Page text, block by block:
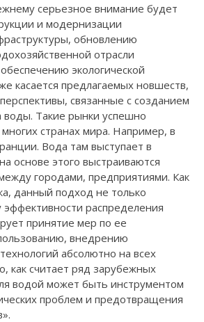
серьезное внимание будет
и модернизации
обновлению
отрасли
экологической
касается предлагаемых новшеств,
связанные с созданием
воды. Такие рынки успешно
странах мира. Например, в
Вода там выступает в
основе этого выстраиваются
городами, предприятиями. Как
данный подход не только
эффективности распределения
принятие мер по ее
внедрению
абсолютно на всех
как считает ряд зарубежных
водой может быть инструментом
проблем и предотвращения